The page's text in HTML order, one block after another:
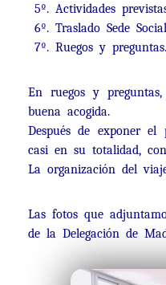
5º. Actividades
6º. Traslado Sede
7º. Ruegos y preguntas.
En ruegos y
buena acogida.
Después de exponer
casi en su totalidad,
La organización del
Las fotos que
de la Delegación de